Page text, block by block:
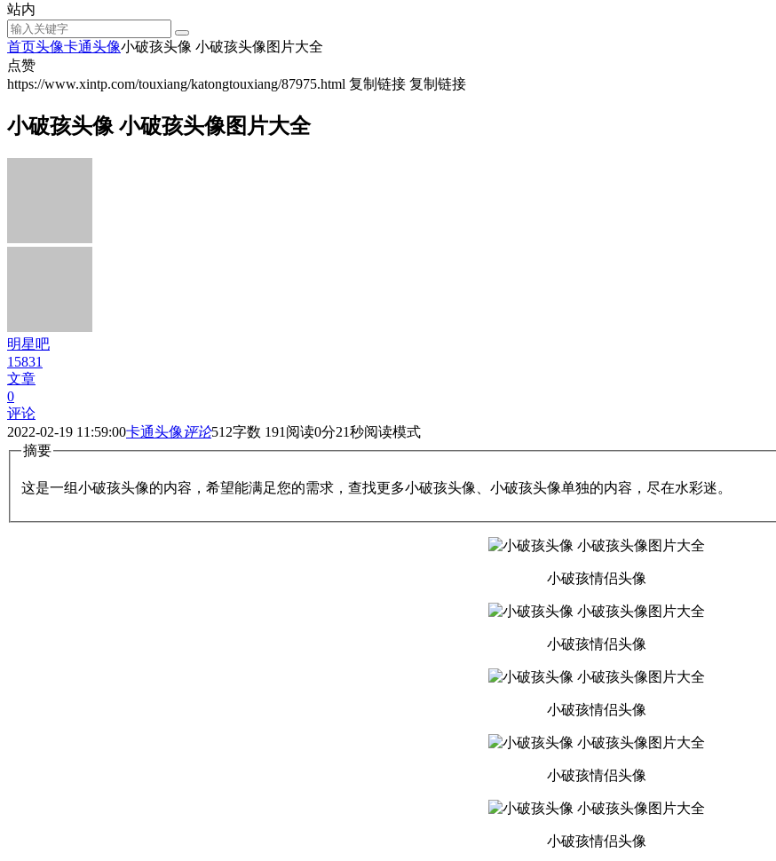
站内
首页头像卡通头像小破孩头像 小破孩头像图片大全
点赞
https://www.xintp.com/touxiang/katongtouxiang/87975.html 复制链接 复制链接
小破孩头像 小破孩头像图片大全
明星吧
15831
文章
0
评论
2022-02-19 11:59:00卡通头像评论512字数 191 阅读0分21秒阅读模式
摘要
这是一组小破孩头像的内容，希望能满足您的需求，查找更多小破孩头像、小破孩头像单独的内容，尽在水彩迷。
小破孩情侣头像
小破孩情侣头像
小破孩情侣头像
小破孩情侣头像
小破孩情侣头像